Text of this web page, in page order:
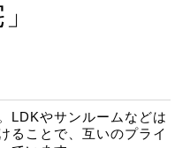
LDKやサンルームなどは
ることで、互いのプライ